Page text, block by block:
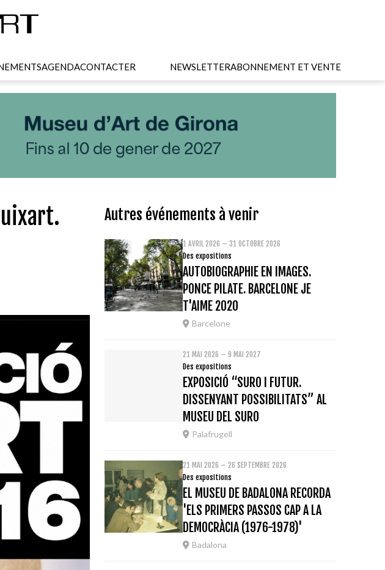
AGENDACONTACTER NEWSLETTERABONNEMENT ET VENTE
Autres événements à venir
1 AVRIL 2026 – 31 OCTOBRE 2026
Des expositions
AUTOBIOGRAPHIE EN IMAGES.
PONCE PILATE. BARCELONE JE
T'AIME 2020
Barcelone
21 MAI 2026 – 9 MAI 2027
Des expositions
EXPOSICIÓ “SURO I FUTUR.
DISSENYANT POSSIBILITATS” AL
MUSEU DEL SURO
Palafrugell
21 MAI 2026 – 26 SEPTEMBRE 2026
Des expositions
EL MUSEU DE BADALONA RECORDA
'ELS PRIMERS PASSOS CAP A LA
DEMOCRÀCIA (1976-1978)'
Badalona